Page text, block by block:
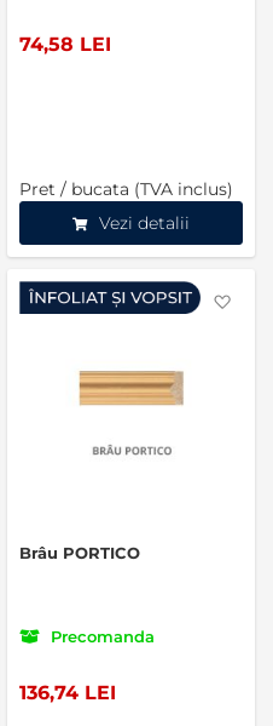
74,58 LEI
Pret / bucata (TVA inclus)
Vezi detalii
Brâu PORTICO
Precomanda
136,74 LEI